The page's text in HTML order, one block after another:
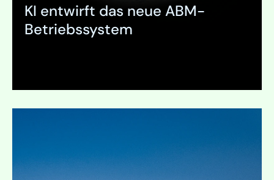
KI entwirft das neue ABM-
Betriebssystem